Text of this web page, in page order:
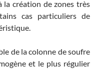
la création de zones très
cas particuliers de
de la colonne de soufre
et le plus régulier